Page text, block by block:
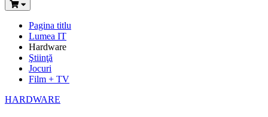
Pagina titlu
Lumea IT
Hardware
Ştiinţă
Jocuri
Film + TV
HARDWARE